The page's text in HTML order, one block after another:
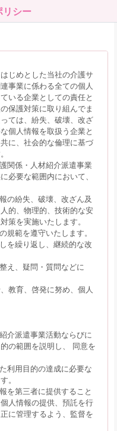
リシー
じめとした当社の介護サ
事業に係わる全ての個人
いる企業としての責任と
保護対策に取り組んでま
ては、紛失、破壊、改ざ
個人情報を取扱う企業と
に、社会的な倫理に基づ
関係・人材紹介派遣事業
必要な範囲内において、
の紛失、破壊、改ざん及
的、物理的、技術的な安
策を実施いたします。
規範を遵守いたします。
を繰り返し、継続的な改
え、疑問・質問などに
教育、啓発に努め、個人
介派遣事業活動ならびに
の範囲を説明し、 同意を
利用目的の達成に必要な
。
を第三者に提供すること
人情報の提供、預託を行
に管理するよう、監督を